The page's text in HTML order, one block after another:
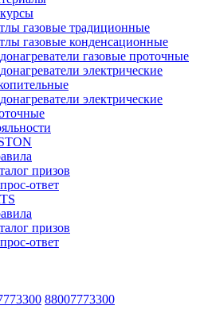
газовые традиционные
газовые конденсационные
газовые проточные
электрические
электрические
призов
ответ
призов
ответ
88007773300